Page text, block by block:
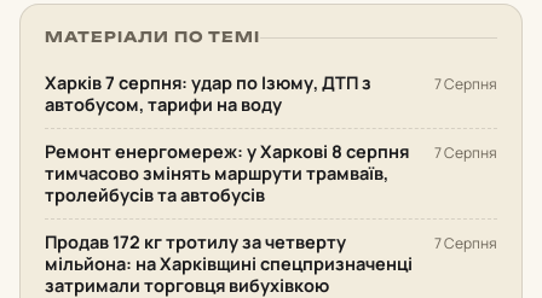
МАТЕРІАЛИ ПО ТЕМІ
Харків 7 серпня: удар по Ізюму, ДТП з
автобусом, тарифи на воду
7 Серпня
Ремонт енергомереж: у Харкові 8 серпня
тимчасово змінять маршрути трамваїв,
тролейбусів та автобусів
7 Серпня
Продав 172 кг тротилу за четверту
мільйона: на Харківщині спецпризначенці
затримали торговця вибухівкою
7 Серпня